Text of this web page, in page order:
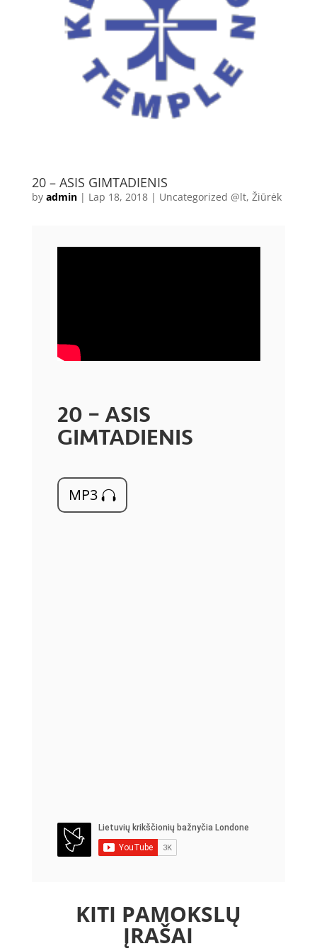
20 – ASIS GIMTADIENIS
by admin| Lap 18, 2018| Uncategorized @lt, Žiūrėk
20 – ASIS
GIMTADIENIS
MP3
KITI PAMOKSLŲ
ĮRAŠAI